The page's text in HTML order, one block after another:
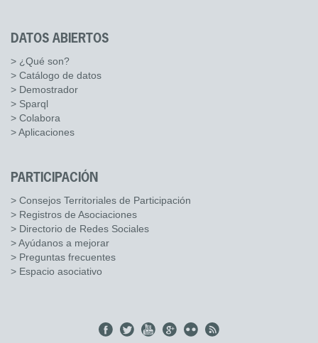
DATOS ABIERTOS
> ¿Qué son?
> Catálogo de datos
> Demostrador
> Sparql
> Colabora
> Aplicaciones
PARTICIPACIÓN
> Consejos Territoriales de Participación
> Registros de Asociaciones
> Directorio de Redes Sociales
> Ayúdanos a mejorar
> Preguntas frecuentes
> Espacio asociativo